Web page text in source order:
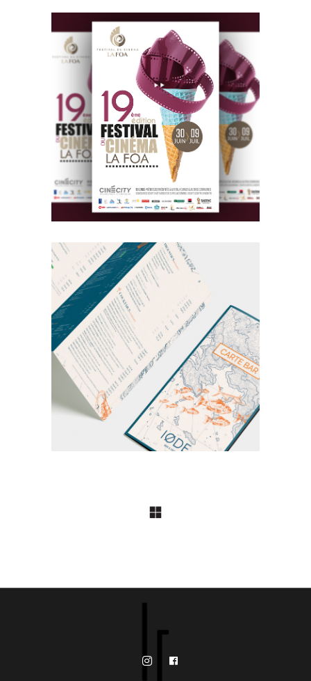
DESIGN EDITORIAL
Cinéma La Foa
DESIGN EDITORIAL
Iode Novotel